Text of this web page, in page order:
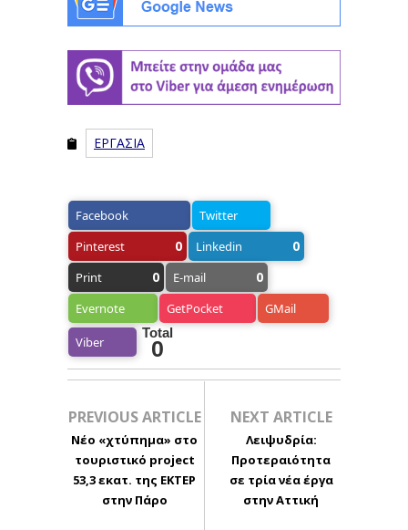
ΕΡΓΑΣΙΑ
Facebook
Twitter
Pinterest
0 Linkedin 0
Print 0 E-mail 0
Evernote GetPocket GMail
Viber
Total
0
PREVIOUS ARTICLE
Νέο «χτύπημα» στο
τουριστικό project
53,3 εκατ. της ΕΚΤΕΡ
στην Πάρο
NEXT ARTICLE
Λειψυδρία:
Προτεραιότητα
σε τρία νέα έργα
στην Αττική